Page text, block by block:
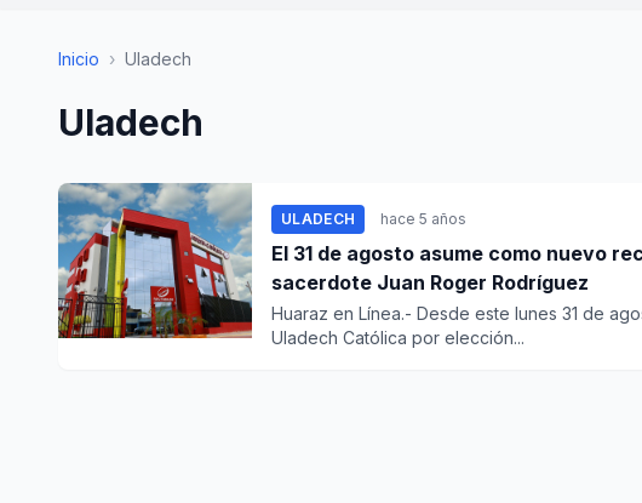
Inicio › Uladech
Uladech
ULADECH hace 5 años
El 31 de agosto asume como nuevo
sacerdote Juan Roger Rodríguez
Huaraz en Línea.- Desde este lunes 31 de
Uladech Católica por elección...